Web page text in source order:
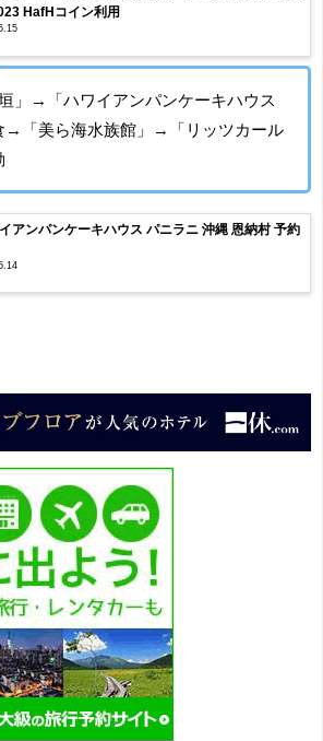
HafHコイン利用
」→「ハワイアンパンケーキハウス
→「美ら海水族館」→「リッツカール
アンパンケーキハウス パニラニ 沖縄 恩納村 予約